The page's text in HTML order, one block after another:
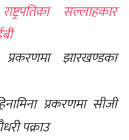
सल्लाहकार
प्रकरणमा झारखण्डका
प्रकरणमा सीजी
पक्राउ